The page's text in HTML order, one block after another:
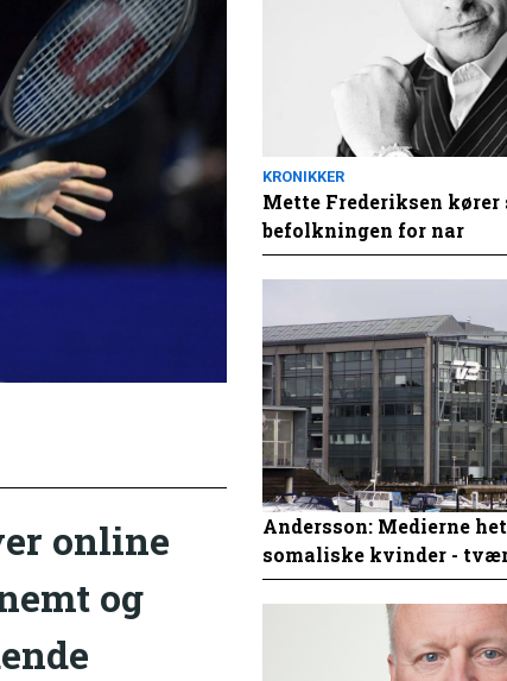
online
og
KRONIKKER
Mette Frederiksen kører
befolkningen for nar
Andersson: Medierne
somaliske kvinder -